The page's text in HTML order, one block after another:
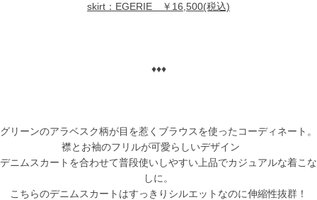
skirt：EGERIE ￥16,500(税込)
♦♦♦
グリーンのアラベスク柄が目を惹くブラウスを使ったコーディネート。
襟とお袖のフリルが可愛らしいデザイン
デニムスカートを合わせて普段使いしやすい上品でカジュアルな着こな
しに。
こちらのデニムスカートはすっきりシルエットなのに伸縮性抜群！